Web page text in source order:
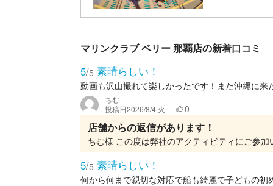
マリンクラブ ベリー 那覇店の新着口コミ
5/5 素晴らしい！
動画も沢山撮れて楽しかったです！また沖縄に来
ちむ
投稿日2026/8/4 火 0
店舗からの返信があります！
5/5 素晴らしい！
何から何まで親切な対応で船も綺麗で子どもの初